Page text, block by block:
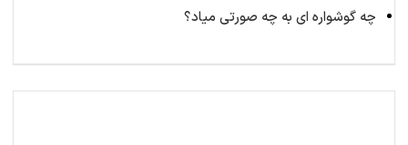
چه گوشواره ای به چه صورتی میاد؟